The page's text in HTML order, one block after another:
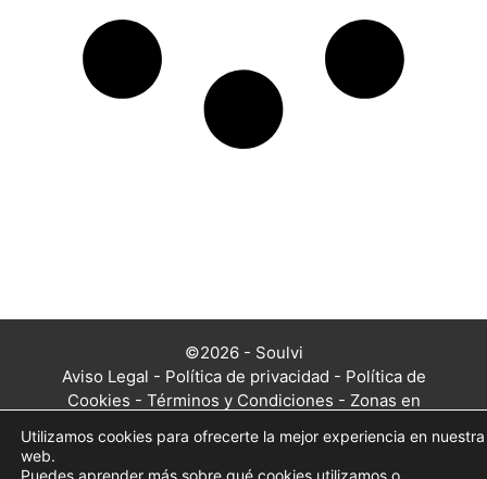
©2026 - Soulvi
Aviso Legal - Política de privacidad - Política de
Cookies - Términos y Condiciones - Zonas en
Utilizamos cookies para ofrecerte la mejor experiencia en nuestra
web.
Puedes aprender más sobre qué cookies utilizamos o